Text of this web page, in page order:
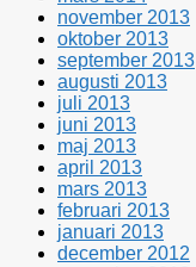
november 2013
oktober 2013
september 2013
augusti 2013
juli 2013
juni 2013
maj 2013
april 2013
mars 2013
februari 2013
januari 2013
december 2012